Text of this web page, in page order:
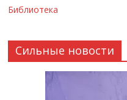
Библиотека
Сильные новости